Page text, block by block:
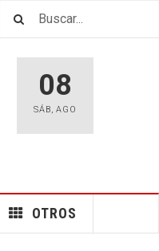
08
SÁB, AGO
OTROS